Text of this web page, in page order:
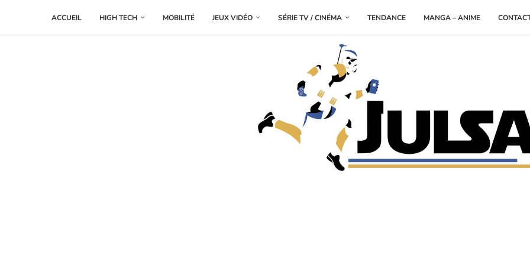
ACCUEIL HIGH TECH MOBILITÉ JEUX VIDÉO SÉRIE TV / CINÉMA TENDANCE MANGA – ANIME